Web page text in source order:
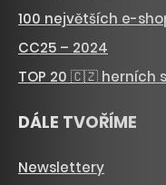
100 největších e-
CC25 – 2024
TOP 20 🇨🇿 herních
DÁLE TVOŘÍME
Newslettery